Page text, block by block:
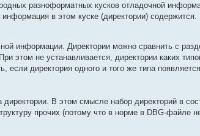
разноформатных кусков отладочной
в этом куске (директории) содержится.
информации. Директории можно сравнить с
этом не устанавливается, директории каких
директория одного и того же типа
директории. В этом смысле набор директорий в
прочих (потому что в норме в DBG-файле